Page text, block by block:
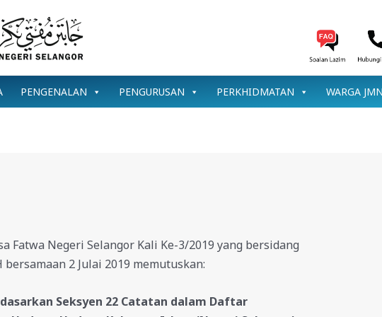
PENGENALAN PENGURUSAN PERKHIDMATAN WARGA
Fatwa Negeri Selangor Kali Ke-3/2019 yang bersidang
bersamaan 2 Julai 2019 memutuskan:
Seksyen 22 Catatan dalam Daftar